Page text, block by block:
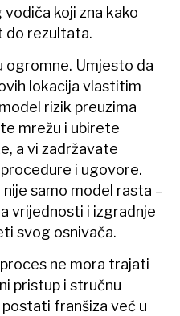
koji zna kako
do rezultata.
ogromne. Umjesto da
lokacija vlastitim
rizik preuzima
mrežu i ubirete
a vi zadržavate
i ugovore.
samo model rasta –
vrijednosti i izgradnje
svog osnivača.
proces ne mora trajati
pristup i stručnu
franšiza već u